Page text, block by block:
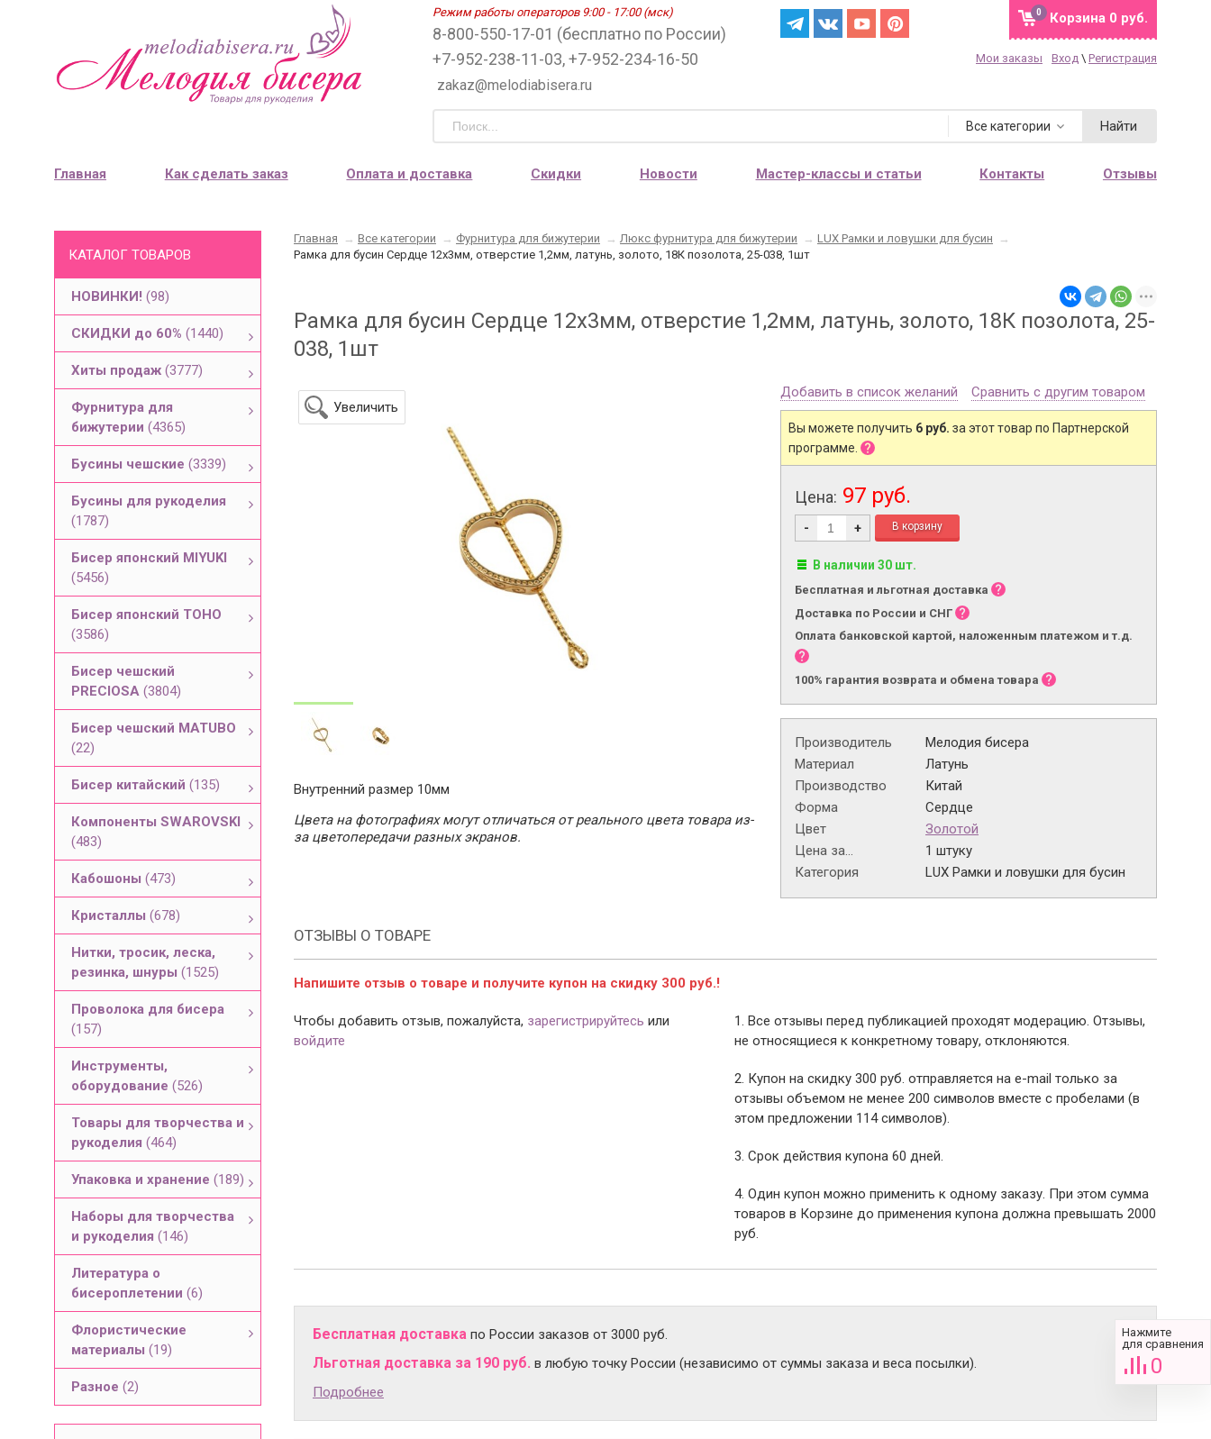
Режим работы операторов 9:00 - 17:00 (мск)
8-800-550-17-01 (бесплатно по России)
+7-952-238-11-03, +7-952-234-16-50
zakaz@melodiabisera.ru
Корзина 0 руб.
0
Мои заказы Вход \ Регистрация
предоставим персональные
скидки, сохраним Корзину и
Проверьте почту перед
оформлением заказа.
Все категории Найти
Главная Как сделать заказ Оплата и доставка Скидки Новости Мастер-классы и статьи Контакты Отзывы
КАТАЛОГ ТОВАРОВ
НОВИНКИ! (98)
СКИДКИ до 60% (1440)
Хиты продаж (3777)
Фурнитура для
бижутерии (4365)
Бусины чешские (3339)
Бусины для рукоделия
(1787)
Бисер японский MIYUKI
(5456)
Бисер японский TOHO
(3586)
Бисер чешский
PRECIOSA (3804)
Бисер чешский MATUBO
(22)
Бисер китайский (135)
Компоненты SWAROVSKI
(483)
Кабошоны (473)
Кристаллы (678)
Нитки, тросик, леска,
резинка, шнуры (1525)
Проволока для бисера
(157)
Инструменты,
оборудование (526)
Товары для творчества и
рукоделия (464)
Упаковка и хранение (189)
Наборы для творчества
и рукоделия (146)
Литература о
бисероплетении (6)
Флористические
материалы (19)
Разное (2)
Главная → Все категории → Фурнитура для бижутерии → Люкс фурнитура для бижутерии → LUX Рамки и ловушки для бусин
→
Рамка для бусин Сердце 12х3мм, отверстие 1,2мм, латунь, золото, 18К позолота, 25-038, 1шт
Рамка для бусин Сердце 12х3мм, отверстие 1,2мм, латунь, золото, 18К позолота, 25-
038, 1шт
Увеличить
Внутренний размер 10мм
Цвета на фотографиях могут отличаться от реального цвета товара из-
за цветопередачи разных экранов.
Добавить в список желаний Сравнить с другим товаром
Вы можете получить 6 руб. за этот товар по Партнерской
программе.
Цена: 97 руб.
- +
В наличии 30 шт.
Бесплатная и льготная доставка
Доставка по России и СНГ
Оплата банковской картой, наложенным платежом и т.д.
100% гарантия возврата и обмена товара
Производитель
Мелодия бисера
Материал
Латунь
Производство
Китай
Форма
Сердце
Цвет
Золотой
Цена за...
1 штуку
Категория
LUX Рамки и ловушки для бусин
ОТЗЫВЫ О ТОВАРЕ
Напишите отзыв о товаре и получите купон на скидку 300 руб.!
Чтобы добавить отзыв, пожалуйста, зарегистрируйтесь или
войдите
1. Все отзывы перед публикацией проходят модерацию. Отзывы,
не относящиеся к конкретному товару, отклоняются.
2. Купон на скидку 300 руб. отправляется на e-mail только за
отзывы объемом не менее 200 символов вместе с пробелами (в
этом предложении 114 символов).
3. Срок действия купона 60 дней.
4. Один купон можно применить к одному заказу. При этом сумма
товаров в Корзине до применения купона должна превышать 2000
руб.
Бесплатная доставка по России заказов от 3000 руб.
Льготная доставка за 190 руб. в любую точку России (независимо от суммы заказа и веса посылки).
Подробнее
Нажмите
для сравнения
0